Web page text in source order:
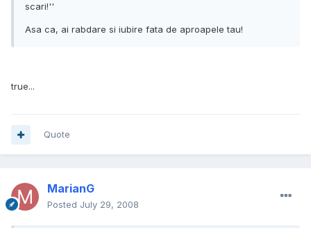
scari!''
Asa ca, ai rabdare si iubire fata de aproapele tau!
true...
Quote
MarianG
Posted July 29, 2008